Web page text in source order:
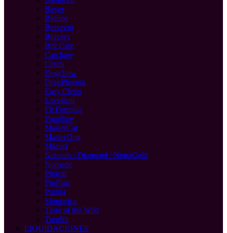
Bayer
Bioline
Bravecto
Bravery
Brit Care
Catchow
Cremi
Dogchow
DragPharma
Easy Clean
Excellent
Fit Formula
Frontline
MasterCat
MasterDog
Mazuri
Naturals / Diamond / NutraGold
Nómade
Pipicat
ProPlan
Purina
Simparica
Taste of the Wild
Tropifit
LIQUIDACIONES